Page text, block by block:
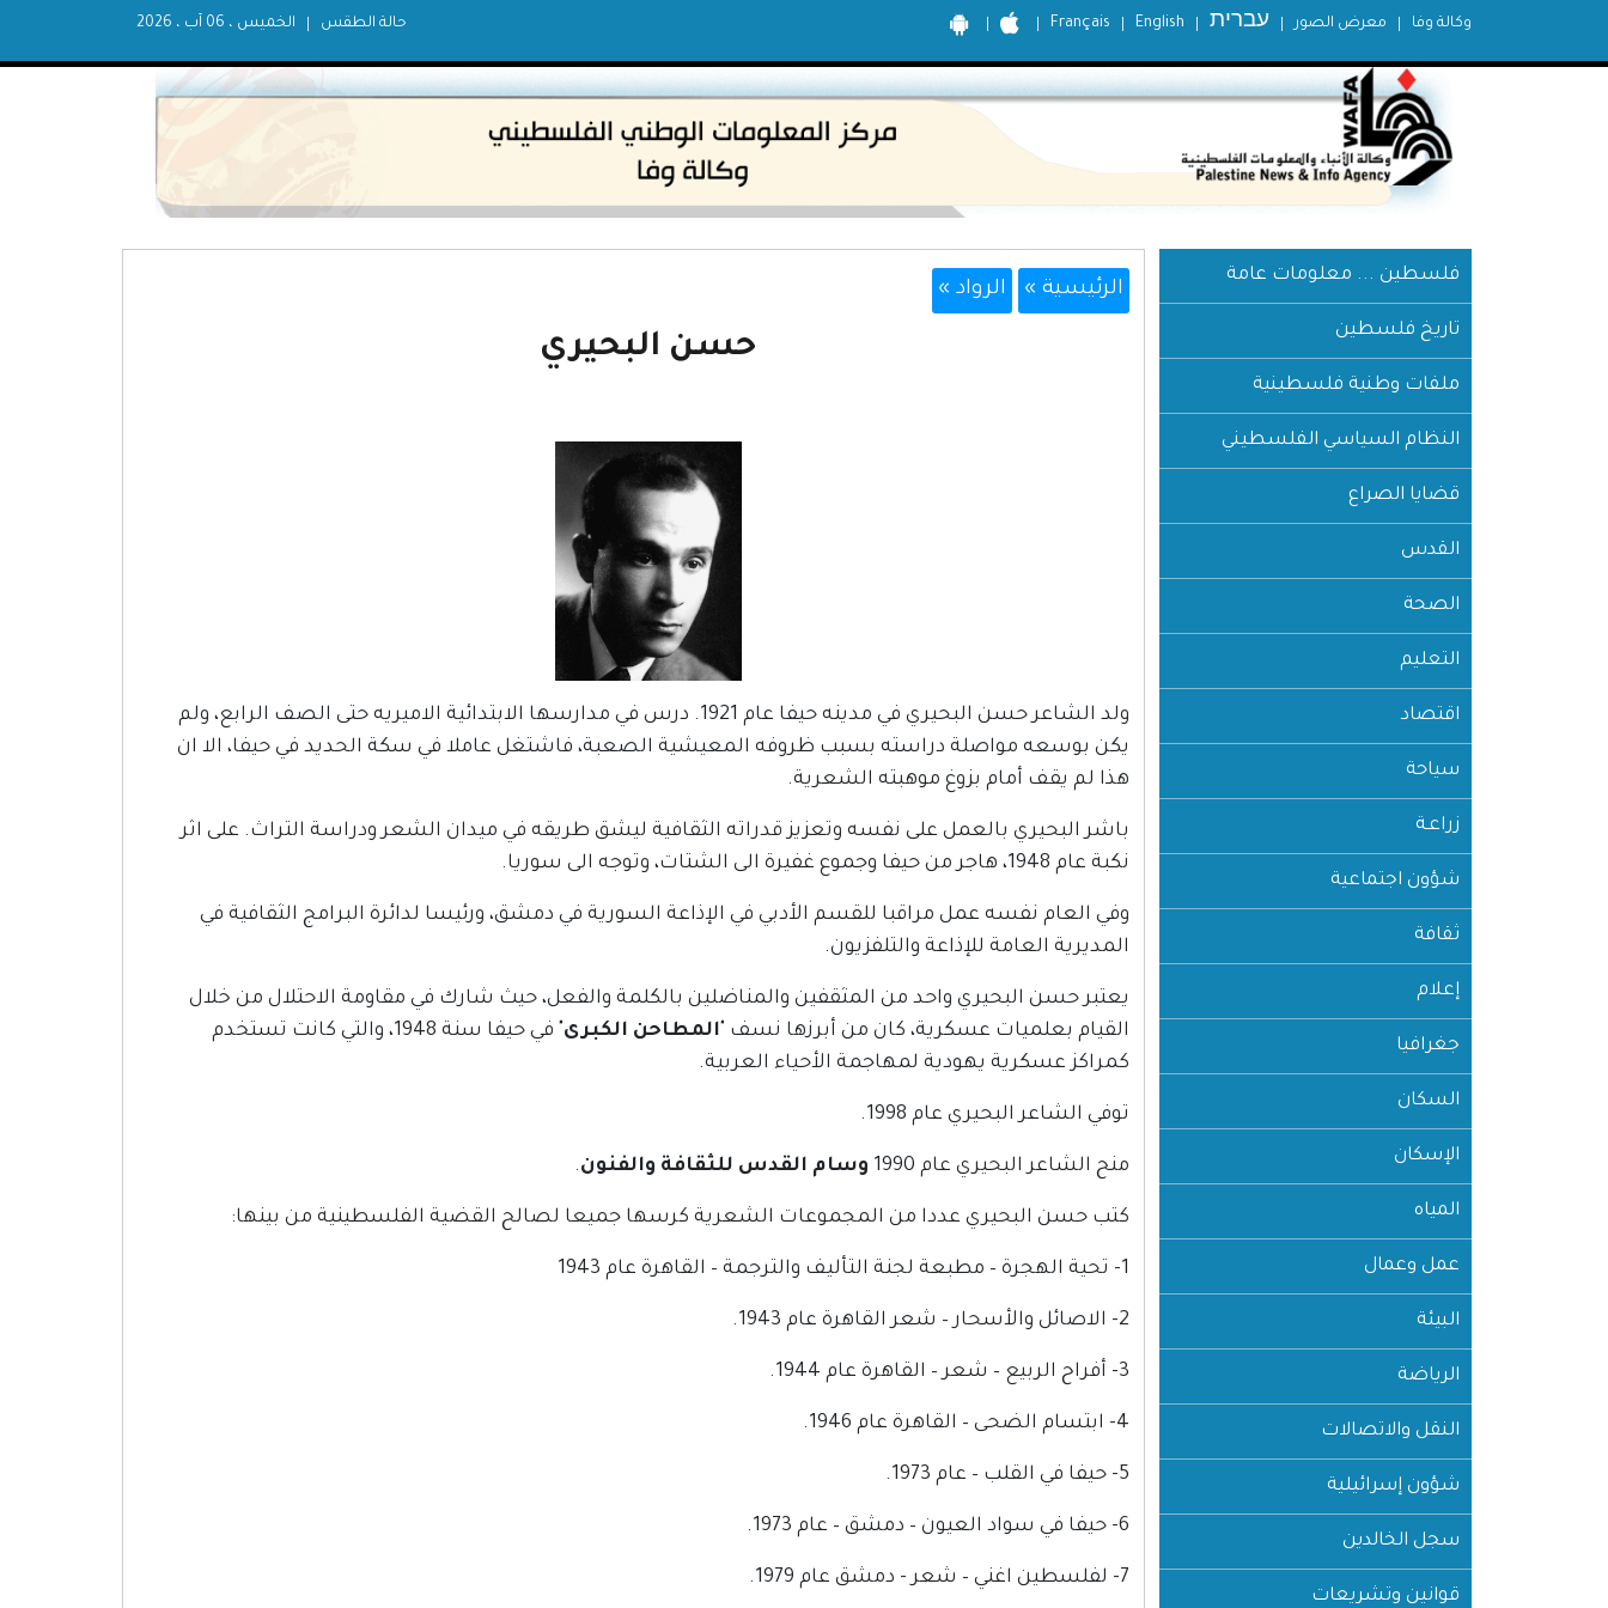
Français English עברית معرض الصور وكالة وفا الخميس ، 06 آب ، 2026 حالة الطقس
فلسطين ... معلومات عامة
تاريخ فلسطين
ملفات وطنية فلسطينية
النظام السياسي الفلسطيني
قضايا الصراع
القدس
الصحة
التعليم
اقتصاد
سياحة
زراعـة
شؤون اجتماعية
ثقافة
إعلام
جغرافيا
السكان
الإسكان
المياه
عمل وعمال
البيئة
الرياضة
النقل والاتصالات
شؤون إسرائيلية
سجل الخالدين
قوانين وتشريعات
الرئيسية » الرواد »
حسن البحيري
ولد الشاعر حسن البحيري في مدينه حيفا عام 1921. درس في مدارسها الابتدائية الاميريه حتى الصف الرابع، ولم
يكن بوسعه مواصلة دراسته بسبب ظروفه المعيشية الصعبة، فاشتغل عاملا في سكة الحديد في حيفا، الا ان
هذا لم يقف أمام بزوغ موهبته الشعرية.
باشر البحيري بالعمل على نفسه وتعزيز قدراته الثقافية ليشق طريقه في ميدان الشعر ودراسة التراث. على اثر
نكبة عام 1948، هاجر من حيفا وجموع غفيرة الى الشتات، وتوجه الى سوريا.
وفي العام نفسه عمل مراقبا للقسم الأدبي في الإذاعة السورية في دمشق، ورئيسا لدائرة البرامج الثقافية في
المديرية العامة للإذاعة والتلفزيون.
يعتبر حسن البحيري واحد من المثقفين والمناضلين بالكلمة والفعل، حيث شارك في مقاومة الاحتلال من خلال
القيام بعلميات عسكرية، كان من أبرزها نسف " المطاحن الكبرى
" في حيفا سنة 1948، والتي كانت تستخدم
كمراكز عسكرية يهودية لمهاجمة الأحياء العربية.
توفي الشاعر البحيري عام 1998.
منح الشاعر البحيري عام 1990 وسام القدس للثقافة والفنون.
كتب حسن البحيري عددا من المجموعات الشعرية كرسها جميعا لصالح القضية الفلسطينية من بينها:
1- تحية الهجرة – مطبعة لجنة التأليف والترجمة – القاهرة عام 1943
2- الاصائل والأسحار – شعر القاهرة عام 1943.
3- أفراح الربيع – شعر – القاهرة عام 1944.
4- ابتسام الضحى – القاهرة عام 1946.
5- حيفا في القلب – عام 1973.
6- حيفا في سواد العيون – دمشق – عام 1973.
7- لفلسطين اغني – شعر - دمشق عام 1979.